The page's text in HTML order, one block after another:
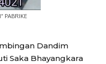
PABRIKE
Dandim
Saka Bhayangkara